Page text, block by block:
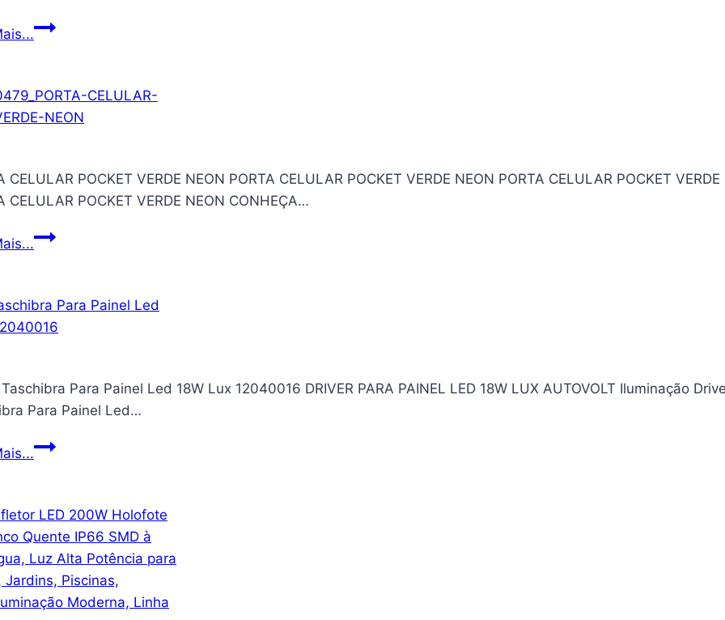
Eletrônica
Digital
Aplicada
CELULAR POCKET VERDE NEON PORTA CELULAR POCKET VERDE NEON PORTA CELULAR POCKET VERDE
CELULAR POCKET VERDE NEON CONHEÇA…
PORTA
VERDE
NEON
Para Painel Led 18W Lux 12040016 DRIVER PARA PAINEL LED 18W LUX AUTOVOLT Iluminação
Para Painel Led…
Driver
Painel
Led
18W
Lux
12040016